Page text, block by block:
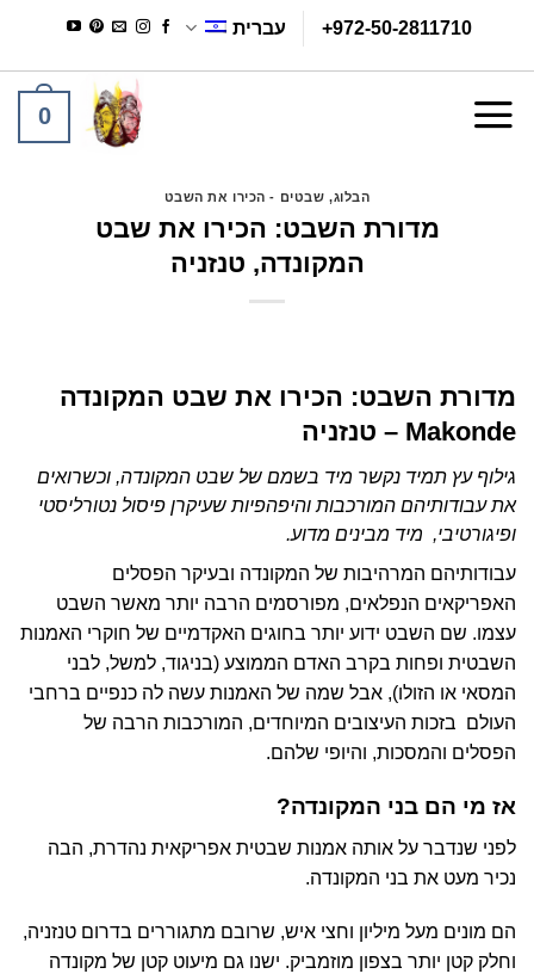
content
+972-50-2811710 עברית
0
הבלוג, שבטים - הכירו את השבט
מדורת השבט: הכירו את שבט
המקונדה, טנזניה
מדורת השבט: הכירו את שבט המקונדה
Makonde – טנזניה
גילוף עץ תמיד נקשר מיד בשמם של שבט המקונדה, וכשרואים
את עבודותיהם המורכבות והיפהפיות שעיקרן פיסול נטורליסטי
ופיגורטיבי, מיד מבינים מדוע.
עבודותיהם המרהיבות של המקונדה ובעיקר הפסלים
האפריקאים הנפלאים, מפורסמים הרבה יותר מאשר השבט
עצמו. שם השבט ידוע יותר בחוגים האקדמיים של חוקרי האמנות
השבטית ופחות בקרב האדם הממוצע (בניגוד, למשל, לבני
המסאי או הזולו), אבל שמה של האמנות עשה לה כנפיים ברחבי
העולם בזכות העיצובים המיוחדים, המורכבות הרבה של
הפסלים והמסכות, והיופי שלהם.
אז מי הם בני המקונדה?
לפני שנדבר על אותה אמנות שבטית אפריקאית נהדרת, הבה
נכיר מעט את בני המקונדה.
הם מונים מעל מיליון וחצי איש, שרובם מתגוררים בדרום טנזניה,
וחלק קטן יותר בצפון מוזמביק. ישנו גם מיעוט קטן של מקונדה